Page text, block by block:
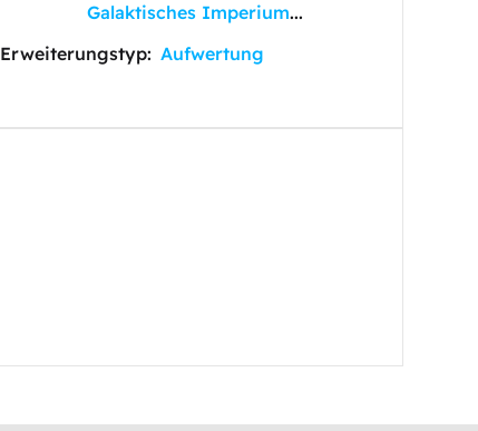
Galaktisches Imperium...
Erweiterungstyp: Aufwertung